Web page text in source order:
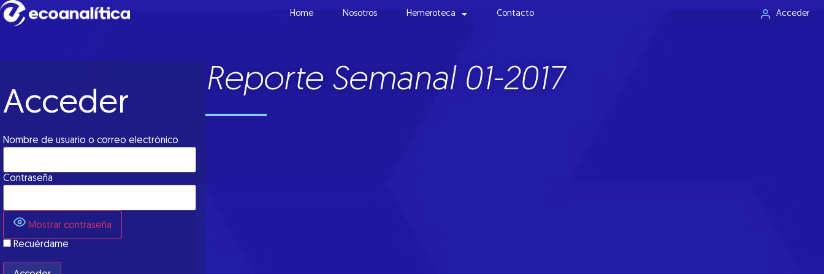
Home Nosotros Hemeroteca Contacto Acceder
Acceder
Nombre de usuario o correo electrónico
Contraseña
Mostrar contraseña
Recuérdame
Reporte Semanal 01-2017